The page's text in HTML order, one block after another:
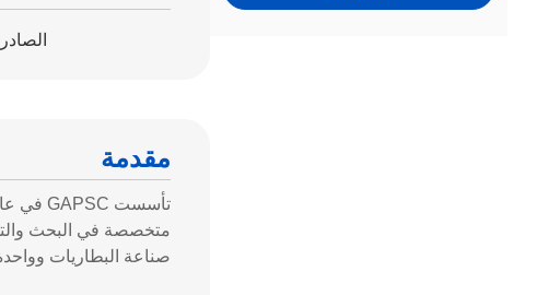
مقدمة
متخصصة في البحث
صناعة البطاريات